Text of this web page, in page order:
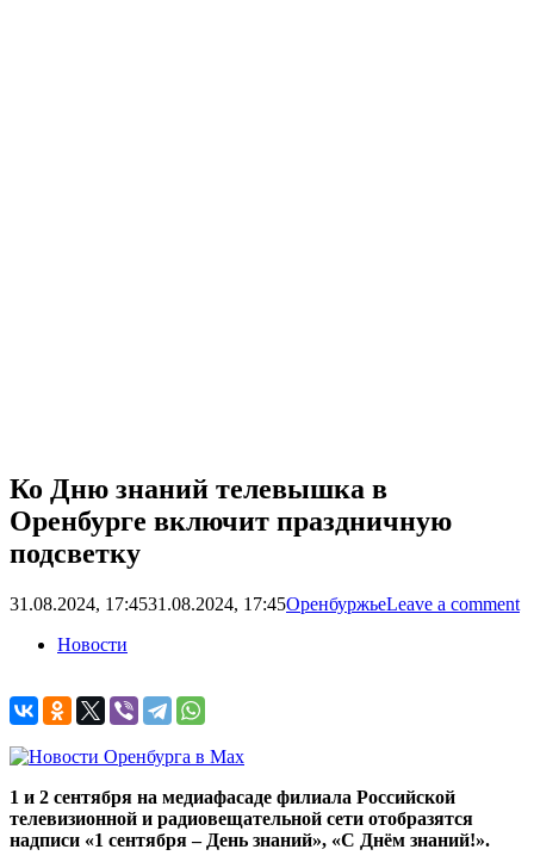
Ко Дню знаний телевышка в
Оренбурге включит праздничную
подсветку
31.08.2024, 17:4531.08.2024, 17:45ОренбуржьеLeave a comment
Новости
1 и 2 сентября на медиафасаде филиала Российской
телевизионной и радиовещательной сети отобразятся
надписи «1 сентября – День знаний», «С Днём знаний!».